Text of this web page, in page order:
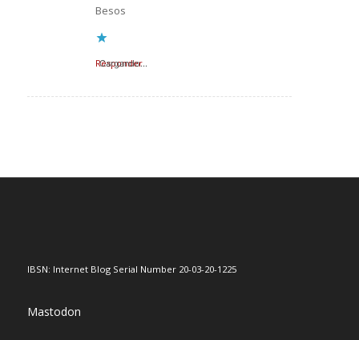
Besos
Cargando...
Responder
IBSN: Internet Blog Serial Number 20-03-20-1225
Mastodon